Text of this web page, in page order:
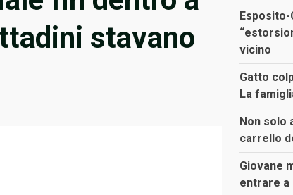
stavano
vicino
Gatto
La
Non solo
carrello
Giovane
entrare a